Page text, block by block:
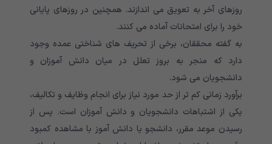
روزهای آخر به تعویق می اندازند‌. همچنین در روزهای پایانی
خود را برای امتحانات آماده می کنند.
به گفته محققان، برخی از تحریف های شناختی عمده وجود
دارد که منجر به بروز تعلل در میان دانش آموزان و
دانشجویان می شود.
برآورد زمانی کم تر از حد مورد نیاز برای انجام وظایف و تکالیف،
یکی از اشتباهات دانشجویان و دانش‌ آموزان است. پس از
رسیدن موعد مقرر، دانشجو یا دانش آموز با مشاهده کمبود